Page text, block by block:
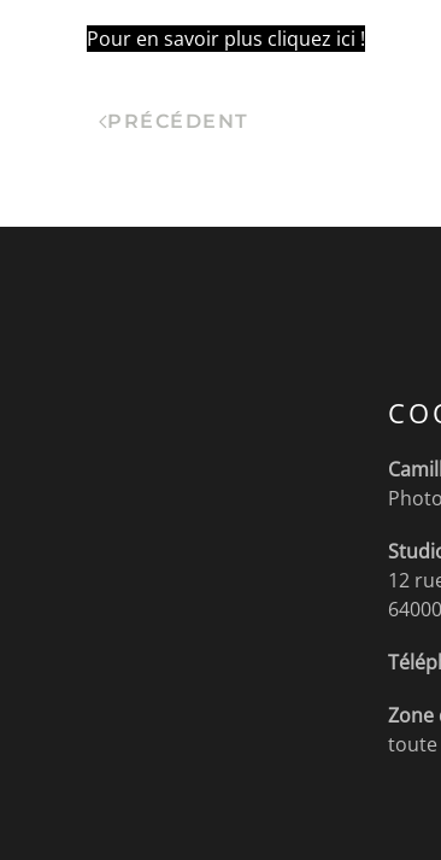
Pour en savoir plus cliquez ici !
PRÉCÉDENT
12
Zone
toute